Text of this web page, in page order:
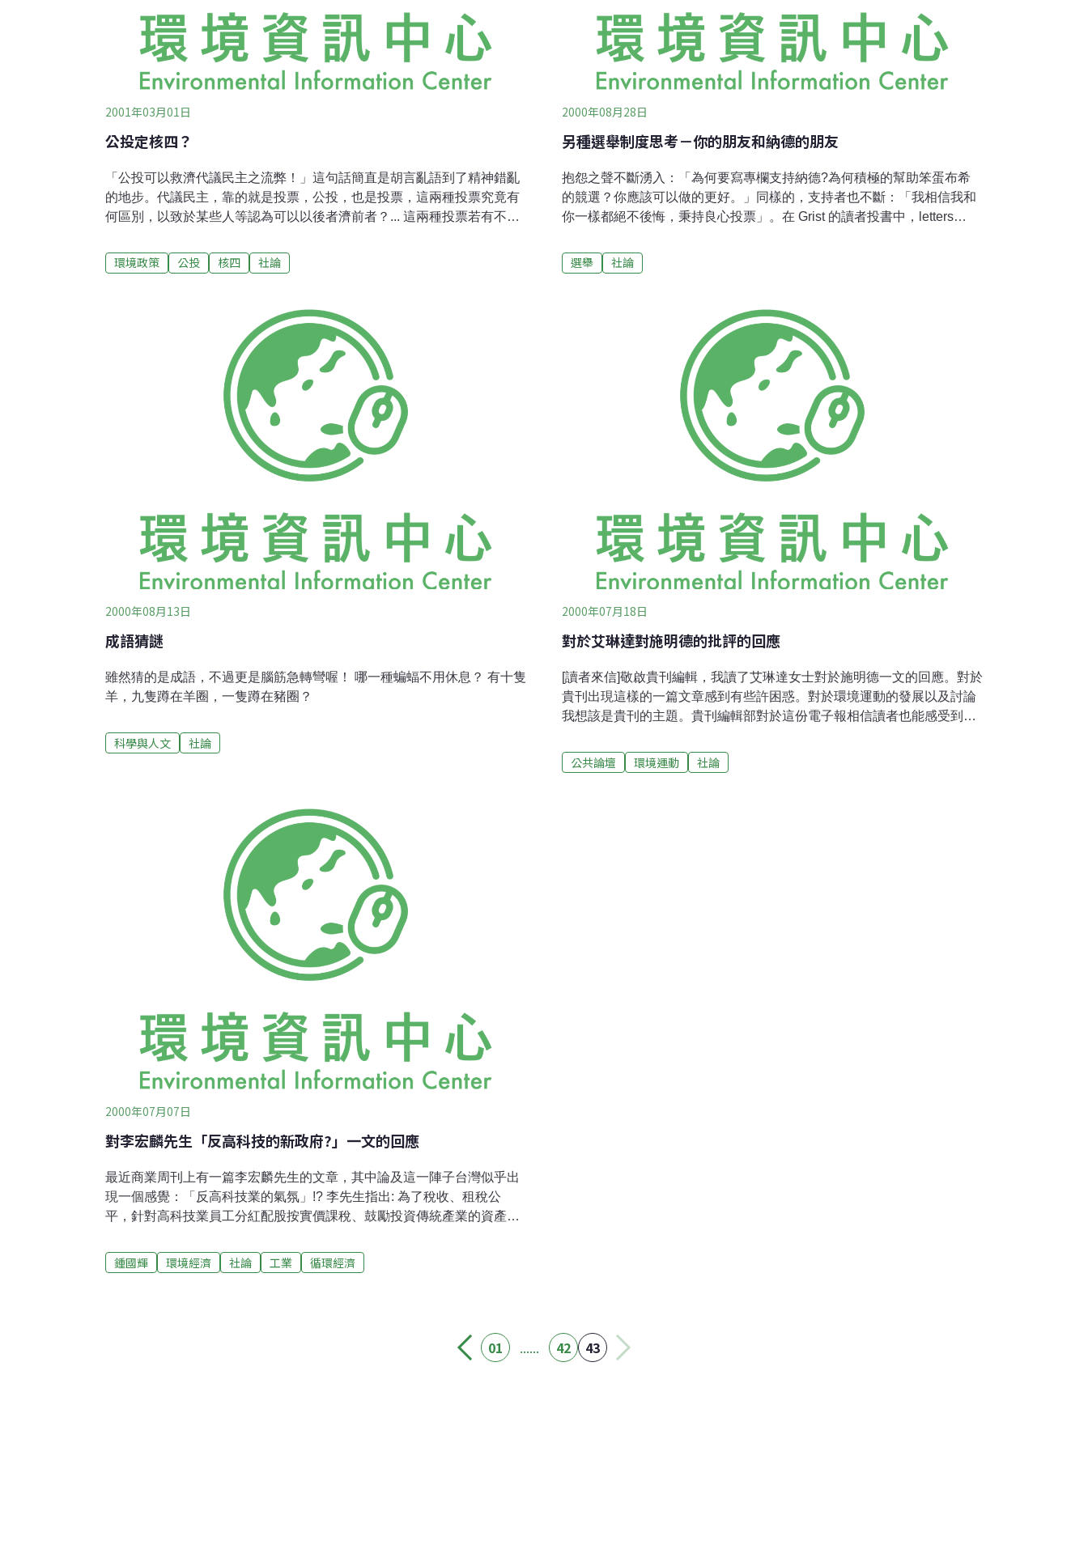
2001年03月01日
公投定核四？
「公投可以救濟代議民主之流弊！」這句話簡直是胡言亂語到了精神錯亂
的地步。代議民主，靠的就是投票，公投，也是投票，這兩種投票究竟有
何區別，以致於某些人等認為可以以後者濟前者？... 這兩種投票若有不
灣經常僅僅淪於虛詞，和「嗟、呼、也」並無不同。公民的產生不是靠投
票，更不是靠身分證上的年齡，而是來自於經年累月的公共參與能力的培
方有公民產生之可能。 若不做此思、捨卻此徑，甚至和任何支配力量眉來
眼去，那麼，從這些人口中說出的公民，簡直與小林善紀大談民主主義一
般可笑。但更可悲的是，還有這麼多人把笑話當成了一回事！
環境政策 公投 核四 社論
2000年08月28日
另種選舉制度思考－你的朋友和納德的朋友
抱怨之聲不斷湧入：「為何要寫專欄支持納德?為何積極的幫助笨蛋布希
的競選？你應該可以做的更好。」同樣的，支持者也不斷：「我相信我和
你一樣都絕不後悔，秉持良心投票」。在 Grist 的讀者投書中，letters
letters/letters062900.stm，民眾不只抨擊我，還大肆互相譴責：「不管誰
當選，都將是未來四年的主宰，自然環境都無發法承受四年德州式的環境
了。」「喬治會使我們對環保所做的努力化為灰燼，使教育走回頭路，把
最高法院的司法權力讓渡給激進宗教者。這些難以接受的惡果，使得投票
給納德看來非常荒謬。」
選舉 社論
2000年08月13日
成語猜謎
雖然猜的是成語，不過更是腦筋急轉彎喔！ 哪一種蝙蝠不用休息？ 有十隻
羊，九隻蹲在羊圈，一隻蹲在豬圈？
科學與人文 社論
2000年07月18日
對於艾琳達對施明德的批評的回應
[讀者來信]敬啟貴刊編輯，我讀了艾琳達女士對於施明德一文的回應。對於
貴刊出現這樣的一篇文章感到有些許困惑。對於環境運動的發展以及討論
我想該是貴刊的主題。貴刊編輯部對於這份電子報相信讀者也能感受到，
艾琳達女士的文章，到底是要批判施明德這個人呢？還是要批判施明德曾
經在他處批判過陳水扁，還是要對她們兩人的婚姻在下一個歷史的評語？
公共論壇 環境運動 社論
2000年07月07日
對李宏麟先生「反高科技的新政府?」一文的回應
最近商業周刊上有一篇李宏麟先生的文章，其中論及這一陣子台灣似乎出
現一個感覺：「反高科技業的氣氛」!? 李先生指出: 為了稅收、租稅公
平，針對高科技業員工分紅配股按實價課稅、鼓勵投資傳統產業的資產重
高科技業發展等都是可以討論的，但為了公平正義，而導出反高科技業的
氣氛，這就是大事了。沒錯! 這的確是大事，因為大家印象中對於高科技被
的刀光劍影，其實不遜美國等大老闆們的銅人陣。怎麼說呢? 全球高科技
業的競爭，是既合縱又連橫的策略交叉應用，本是同行相爭態勢，必要時
鍾國輝 環境經濟 社論 工業 循環經濟
01 ...... 42 43